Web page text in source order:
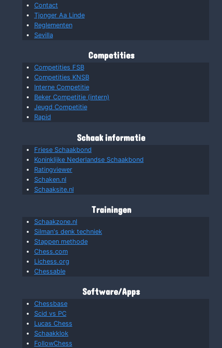
Contact
Tjonger Aa Linde
Reglementen
Sevilla
Competities
Competities FSB
Competities KNSB
Interne Competitie
Beker Competitie (intern)
Jeugd Competitie
Rapid
Schaak informatie
Friese Schaakbond
Koninklijke Nederlandse Schaakbond
Ratingviewer
Schaken.nl
Schaaksite.nl
Trainingen
Schaakzone.nl
Silman's denk techniek
Stappen methode
Chess.com
Lichess.org
Chessable
Software/Apps
Chessbase
Scid vs PC
Lucas Chess
Schaakklok
FollowChess